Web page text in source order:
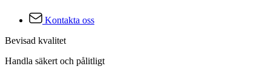
Kontakta oss
Bevisad kvalitet
Handla säkert och pålitligt